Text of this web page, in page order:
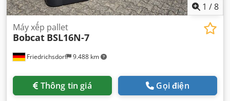
1 /8
Friedrichsdorf 9.488 km
Máy xếp pallet
Bobcat BSL16N-7
Thông tin giá Gọi điện